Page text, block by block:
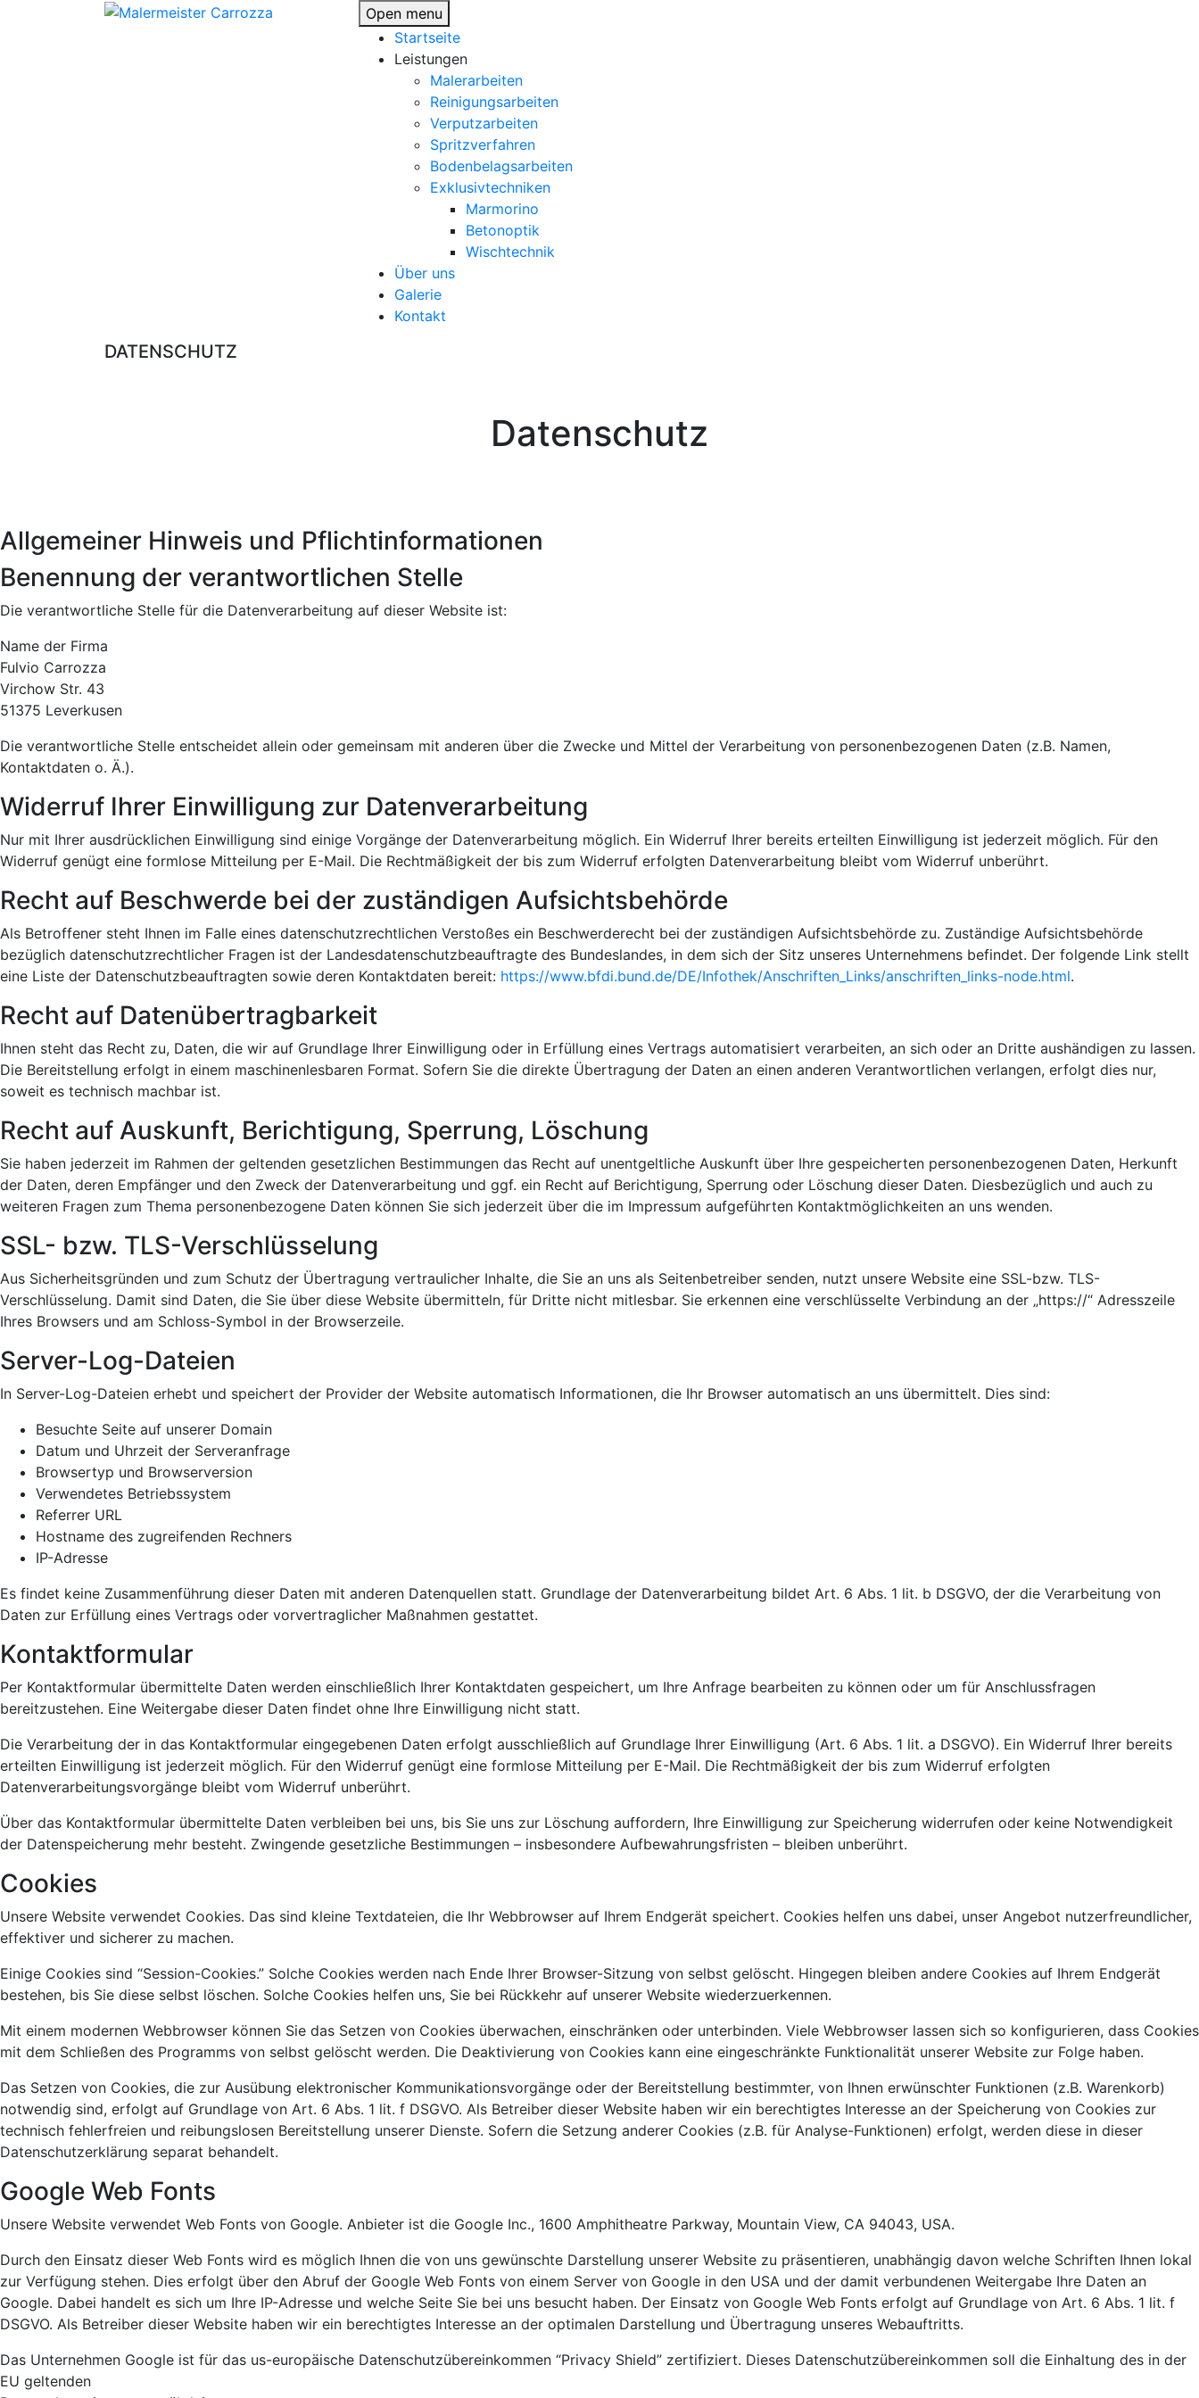
Open menu
Startseite
Leistungen
Malerarbeiten
Reinigungsarbeiten
Verputzarbeiten
Spritzverfahren
Bodenbelagsarbeiten
Exklusivtechniken
Marmorino
Betonoptik
Wischtechnik
Über uns
Galerie
Kontakt
DATENSCHUTZ
Datenschutz
Allgemeiner Hinweis und Pflichtinformationen
Benennung der verantwortlichen Stelle
Die verantwortliche Stelle für die Datenverarbeitung auf dieser Website ist:
Name der Firma
Fulvio Carrozza
Virchow Str. 43
51375 Leverkusen
Die verantwortliche Stelle entscheidet allein oder gemeinsam mit anderen über die Zwecke und Mittel der Verarbeitung von personenbezogenen Daten (z.B. Namen,
Kontaktdaten o. Ä.).
Widerruf Ihrer Einwilligung zur Datenverarbeitung
Nur mit Ihrer ausdrücklichen Einwilligung sind einige Vorgänge der Datenverarbeitung möglich. Ein Widerruf Ihrer bereits erteilten Einwilligung ist jederzeit möglich. Für den
Widerruf genügt eine formlose Mitteilung per E-Mail. Die Rechtmäßigkeit der bis zum Widerruf erfolgten Datenverarbeitung bleibt vom Widerruf unberührt.
Recht auf Beschwerde bei der zuständigen Aufsichtsbehörde
Als Betroffener steht Ihnen im Falle eines datenschutzrechtlichen Verstoßes ein Beschwerderecht bei der zuständigen Aufsichtsbehörde zu. Zuständige Aufsichtsbehörde
bezüglich datenschutzrechtlicher Fragen ist der Landesdatenschutzbeauftragte des Bundeslandes, in dem sich der Sitz unseres Unternehmens befindet. Der folgende Link stellt
eine Liste der Datenschutzbeauftragten sowie deren Kontaktdaten bereit: https://www.bfdi.bund.de/DE/Infothek/Anschriften_Links/anschriften_links-node.html.
Recht auf Datenübertragbarkeit
Ihnen steht das Recht zu, Daten, die wir auf Grundlage Ihrer Einwilligung oder in Erfüllung eines Vertrags automatisiert verarbeiten, an sich oder an Dritte aushändigen zu lassen.
Die Bereitstellung erfolgt in einem maschinenlesbaren Format. Sofern Sie die direkte Übertragung der Daten an einen anderen Verantwortlichen verlangen, erfolgt dies nur,
soweit es technisch machbar ist.
Recht auf Auskunft, Berichtigung, Sperrung, Löschung
Sie haben jederzeit im Rahmen der geltenden gesetzlichen Bestimmungen das Recht auf unentgeltliche Auskunft über Ihre gespeicherten personenbezogenen Daten, Herkunft
der Daten, deren Empfänger und den Zweck der Datenverarbeitung und ggf. ein Recht auf Berichtigung, Sperrung oder Löschung dieser Daten. Diesbezüglich und auch zu
weiteren Fragen zum Thema personenbezogene Daten können Sie sich jederzeit über die im Impressum aufgeführten Kontaktmöglichkeiten an uns wenden.
SSL- bzw. TLS-Verschlüsselung
Aus Sicherheitsgründen und zum Schutz der Übertragung vertraulicher Inhalte, die Sie an uns als Seitenbetreiber senden, nutzt unsere Website eine SSL-bzw. TLS-
Verschlüsselung. Damit sind Daten, die Sie über diese Website übermitteln, für Dritte nicht mitlesbar. Sie erkennen eine verschlüsselte Verbindung an der „https://“ Adresszeile
Ihres Browsers und am Schloss-Symbol in der Browserzeile.
Server-Log-Dateien
In Server-Log-Dateien erhebt und speichert der Provider der Website automatisch Informationen, die Ihr Browser automatisch an uns übermittelt. Dies sind:
Besuchte Seite auf unserer Domain
Datum und Uhrzeit der Serveranfrage
Browsertyp und Browserversion
Verwendetes Betriebssystem
Referrer URL
Hostname des zugreifenden Rechners
IP-Adresse
Es findet keine Zusammenführung dieser Daten mit anderen Datenquellen statt. Grundlage der Datenverarbeitung bildet Art. 6 Abs. 1 lit. b DSGVO, der die Verarbeitung von
Daten zur Erfüllung eines Vertrags oder vorvertraglicher Maßnahmen gestattet.
Kontaktformular
Per Kontaktformular übermittelte Daten werden einschließlich Ihrer Kontaktdaten gespeichert, um Ihre Anfrage bearbeiten zu können oder um für Anschlussfragen
bereitzustehen. Eine Weitergabe dieser Daten findet ohne Ihre Einwilligung nicht statt.
Die Verarbeitung der in das Kontaktformular eingegebenen Daten erfolgt ausschließlich auf Grundlage Ihrer Einwilligung (Art. 6 Abs. 1 lit. a DSGVO). Ein Widerruf Ihrer bereits
erteilten Einwilligung ist jederzeit möglich. Für den Widerruf genügt eine formlose Mitteilung per E-Mail. Die Rechtmäßigkeit der bis zum Widerruf erfolgten
Datenverarbeitungsvorgänge bleibt vom Widerruf unberührt.
Über das Kontaktformular übermittelte Daten verbleiben bei uns, bis Sie uns zur Löschung auffordern, Ihre Einwilligung zur Speicherung widerrufen oder keine Notwendigkeit
der Datenspeicherung mehr besteht. Zwingende gesetzliche Bestimmungen – insbesondere Aufbewahrungsfristen – bleiben unberührt.
Cookies
Unsere Website verwendet Cookies. Das sind kleine Textdateien, die Ihr Webbrowser auf Ihrem Endgerät speichert. Cookies helfen uns dabei, unser Angebot nutzerfreundlicher,
effektiver und sicherer zu machen.
Einige Cookies sind “Session-Cookies.” Solche Cookies werden nach Ende Ihrer Browser-Sitzung von selbst gelöscht. Hingegen bleiben andere Cookies auf Ihrem Endgerät
bestehen, bis Sie diese selbst löschen. Solche Cookies helfen uns, Sie bei Rückkehr auf unserer Website wiederzuerkennen.
Mit einem modernen Webbrowser können Sie das Setzen von Cookies überwachen, einschränken oder unterbinden. Viele Webbrowser lassen sich so konfigurieren, dass Cookies
mit dem Schließen des Programms von selbst gelöscht werden. Die Deaktivierung von Cookies kann eine eingeschränkte Funktionalität unserer Website zur Folge haben.
Das Setzen von Cookies, die zur Ausübung elektronischer Kommunikationsvorgänge oder der Bereitstellung bestimmter, von Ihnen erwünschter Funktionen (z.B. Warenkorb)
notwendig sind, erfolgt auf Grundlage von Art. 6 Abs. 1 lit. f DSGVO. Als Betreiber dieser Website haben wir ein berechtigtes Interesse an der Speicherung von Cookies zur
technisch fehlerfreien und reibungslosen Bereitstellung unserer Dienste. Sofern die Setzung anderer Cookies (z.B. für Analyse-Funktionen) erfolgt, werden diese in dieser
Datenschutzerklärung separat behandelt.
Google Web Fonts
Unsere Website verwendet Web Fonts von Google. Anbieter ist die Google Inc., 1600 Amphitheatre Parkway, Mountain View, CA 94043, USA.
Durch den Einsatz dieser Web Fonts wird es möglich Ihnen die von uns gewünschte Darstellung unserer Website zu präsentieren, unabhängig davon welche Schriften Ihnen lokal
zur Verfügung stehen. Dies erfolgt über den Abruf der Google Web Fonts von einem Server von Google in den USA und der damit verbundenen Weitergabe Ihre Daten an
Google. Dabei handelt es sich um Ihre IP-Adresse und welche Seite Sie bei uns besucht haben. Der Einsatz von Google Web Fonts erfolgt auf Grundlage von Art. 6 Abs. 1 lit. f
DSGVO. Als Betreiber dieser Website haben wir ein berechtigtes Interesse an der optimalen Darstellung und Übertragung unseres Webauftritts.
Das Unternehmen Google ist für das us-europäische Datenschutzübereinkommen “Privacy Shield” zertifiziert. Dieses Datenschutzübereinkommen soll die Einhaltung des in der
EU geltenden